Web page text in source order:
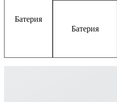
Батерия
Батерия